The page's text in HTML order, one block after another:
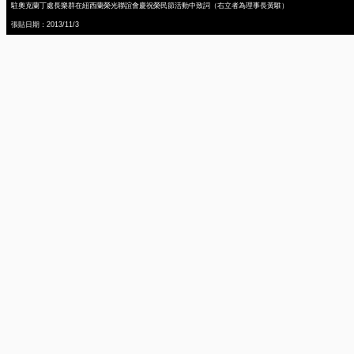
駐奧克蘭丁處長樂群在紐西蘭榮光聯誼會慶祝榮民節活動中致詞（右立者為理事長黃騅）
張貼日期：2013/11/3